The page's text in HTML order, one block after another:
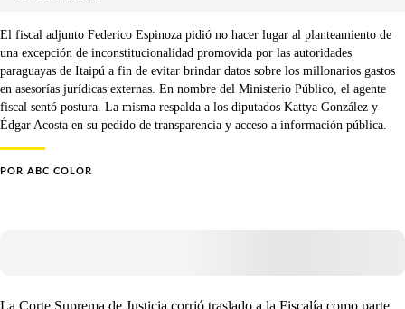
El fiscal adjunto Federico Espinoza pidió no hacer lugar al planteamiento de
una excepción de inconstitucionalidad promovida por las autoridades
paraguayas de Itaipú a fin de evitar brindar datos sobre los millonarios gastos
en asesorías jurídicas externas. En nombre del Ministerio Público, el agente
fiscal sentó postura. La misma respalda a los diputados Kattya González y
Édgar Acosta en su pedido de transparencia y acceso a información pública.
POR ABC COLOR
La Corte Suprema de Justicia corrió traslado a la Fiscalía como parte